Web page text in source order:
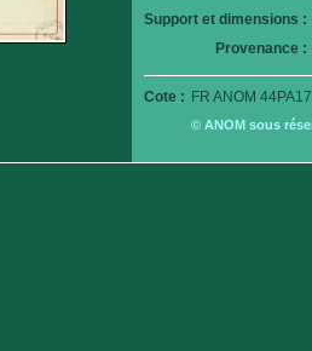
Support et dimensions :
Provenance :
Cote : FR ANOM
© ANOM sous